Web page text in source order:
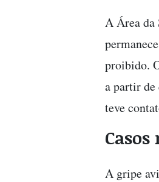
A Área da
proibido.
a partir de
teve
A gripe